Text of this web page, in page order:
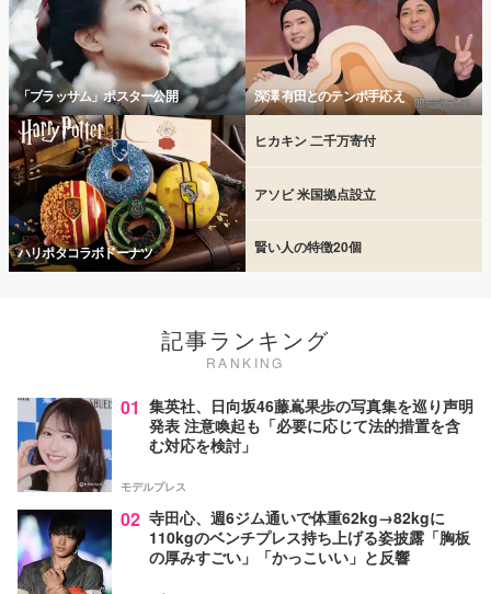
「ブラッサム」ポスター公開 深澤 有田とのテンポ手応え
ハリポタコラボドーナツ
ヒカキン 二千万寄付
アソビ 米国拠点設立
賢い人の特徴20個
記事ランキング
RANKING
01 集英社、日向坂46藤嶌果歩の写真集を巡り声明
発表 注意喚起も「必要に応じて法的措置を含
む対応を検討」
モデルプレス
02 寺田心、週6ジム通いで体重62kg→82kgに
110kgのベンチプレス持ち上げる姿披露「胸板
の厚みすごい」「かっこいい」と反響